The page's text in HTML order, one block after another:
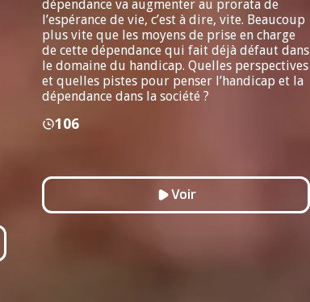
dépendance va augmenter au prorata de
l’espérance de vie, c’est à dire, vite. Beaucoup
plus vite que les moyens de prise en charge
de cette dépendance qui fait déjà défaut dans
le domaine du handicap. Quelles perspectives
et quelles pistes pour penser l’handicap et la
dépendance dans la société ?
106
Voir